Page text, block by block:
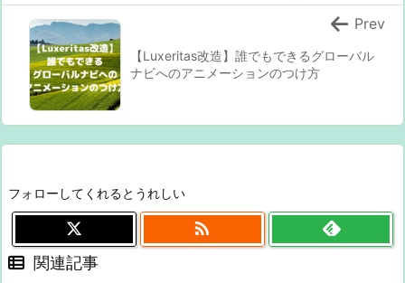
【Luxeritas改造】誰でもできるグローバル
ナビへのアニメーションのつけ方
Prev
フォローしてくれるとうれしい

関連記事